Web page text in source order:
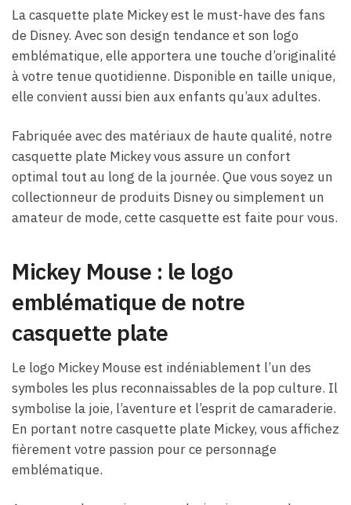
La casquette plate Mickey est le must-have des fans
de Disney. Avec son design tendance et son logo
emblématique, elle apportera une touche d’originalité
à votre tenue quotidienne. Disponible en taille unique,
elle convient aussi bien aux enfants qu’aux adultes.
Fabriquée avec des matériaux de haute qualité, notre
casquette plate Mickey vous assure un confort
optimal tout au long de la journée. Que vous soyez un
collectionneur de produits Disney ou simplement un
amateur de mode, cette casquette est faite pour vous.
Mickey Mouse : le logo
emblématique de notre
casquette plate
Le logo Mickey Mouse est indéniablement l’un des
symboles les plus reconnaissables de la pop culture. Il
symbolise la joie, l’aventure et l’esprit de camaraderie.
En portant notre casquette plate Mickey, vous affichez
fièrement votre passion pour ce personnage
emblématique.